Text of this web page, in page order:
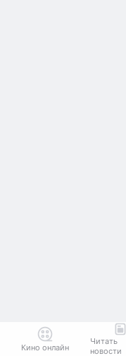
Кино онлайн
Читать
новости